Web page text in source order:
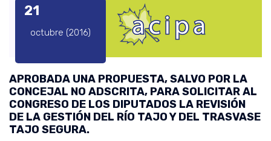
21
octubre (2016)
APROBADA UNA PROPUESTA, SALVO POR LA
CONCEJAL NO ADSCRITA, PARA SOLICITAR AL
CONGRESO DE LOS DIPUTADOS LA REVISIÓN
DE LA GESTIÓN DEL RÍO TAJO Y DEL TRASVASE
TAJO SEGURA.